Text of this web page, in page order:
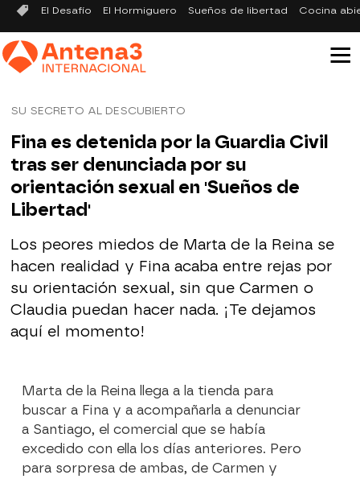
El Desafío El Hormiguero Sueños de libertad Cocina
SU SECRETO AL DESCUBIERTO
Fina es detenida por la Guardia Civil
tras ser denunciada por su
orientación sexual en 'Sueños de
Libertad'
Los peores miedos de Marta de la Reina se
hacen realidad y Fina acaba entre rejas por
su orientación sexual, sin que Carmen o
Claudia puedan hacer nada. ¡Te dejamos
aquí el momento!
Marta de la Reina llega a la tienda para
buscar a Fina y a acompañarla a denunciar
a Santiago, el comercial que se había
excedido con ella los días anteriores. Pero
para sorpresa de ambas, de Carmen y